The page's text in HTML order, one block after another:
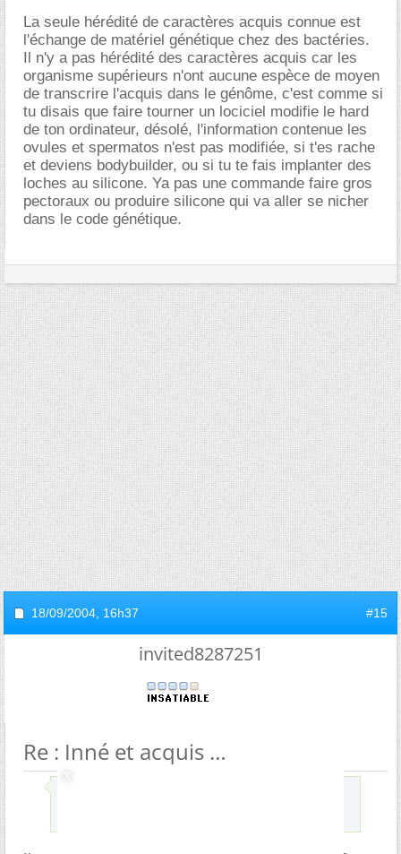
La seule hérédité de caractères acquis connue est
l'échange de matériel génétique chez des bactéries.
Il n'y a pas hérédité des caractères acquis car les
organisme supérieurs n'ont aucune espèce de moyen
de transcrire l'acquis dans le génôme, c'est comme si
tu disais que faire tourner un lociciel modifie le hard
de ton ordinateur, désolé, l'information contenue les
ovules et spermatos n'est pas modifiée, si t'es rache
et deviens bodybuilder, ou si tu te fais implanter des
loches au silicone. Ya pas une commande faire gros
pectoraux ou produire silicone qui va aller se nicher
dans le code génétique.
18/09/2004, 16h37 #15
invited8287251
Re : Inné et acquis